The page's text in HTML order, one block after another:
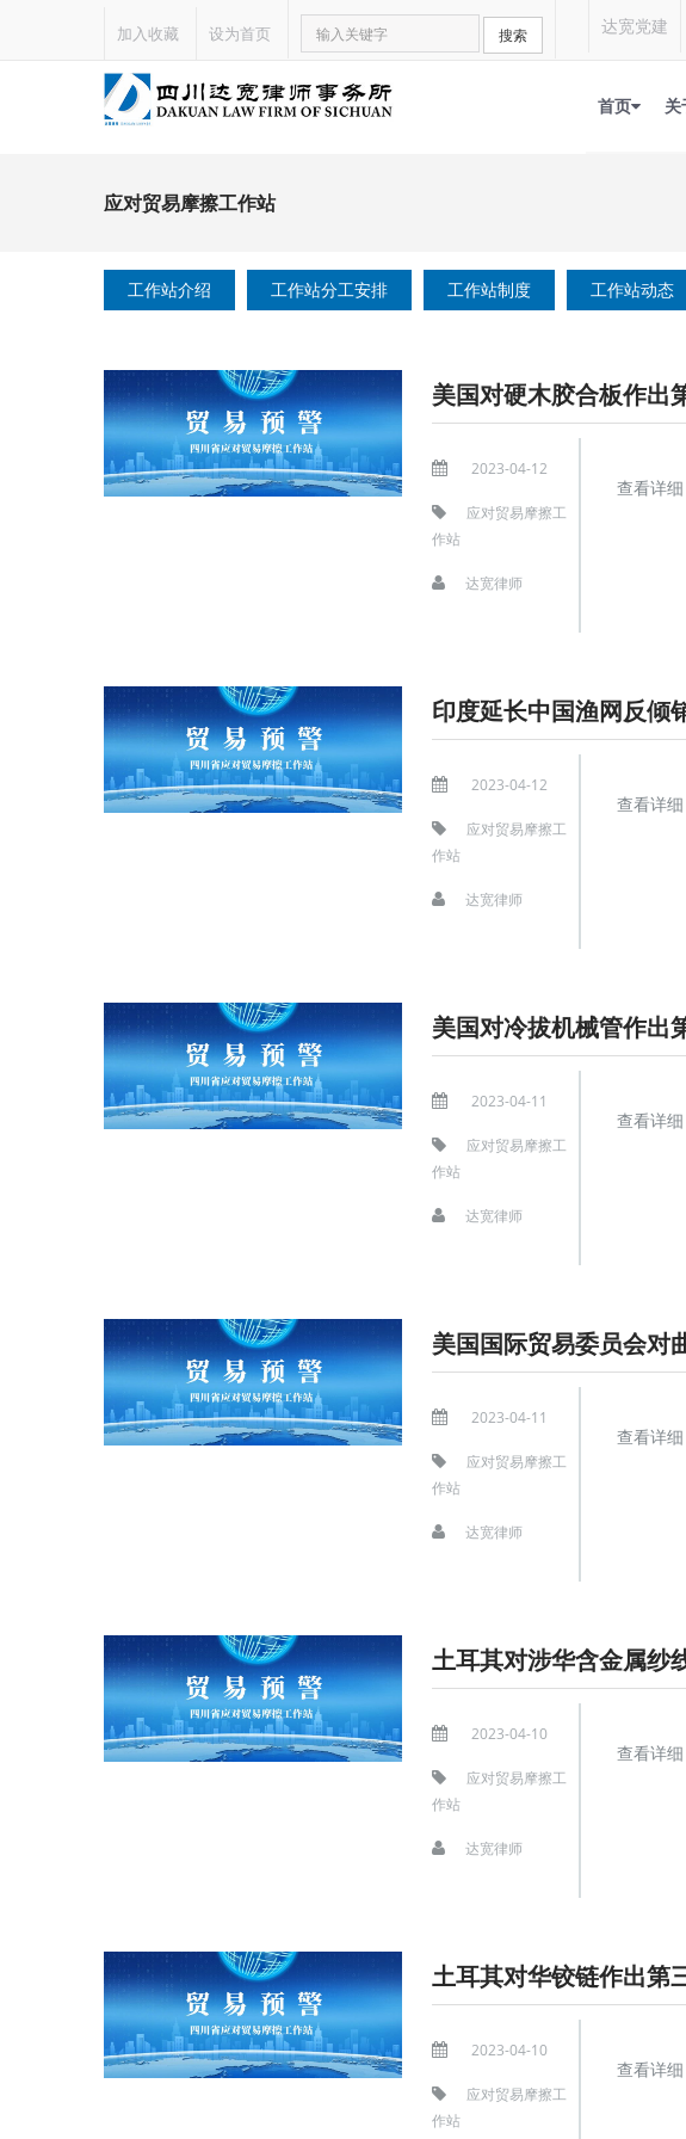
加入收藏 设为首页 搜索 达宽党建
首页 关
应对贸易摩擦工作站
工作站介绍 工作站分工安排 工作站制度 工作站动态
美国对硬木胶合板作出
2023-04-12
应对贸易摩擦工
作站
达宽律师
查看详细
印度延长中国渔网反倾
2023-04-12
应对贸易摩擦工
作站
达宽律师
查看详细
美国对冷拔机械管作出
2023-04-11
应对贸易摩擦工
作站
达宽律师
查看详细
2023-04-11
应对贸易摩擦工
作站
达宽律师
查看详细
土耳其对涉华含金属纱
2023-04-10
应对贸易摩擦工
作站
达宽律师
查看详细
土耳其对华铰链作出第
2023-04-10
应对贸易摩擦工
作站
查看详细